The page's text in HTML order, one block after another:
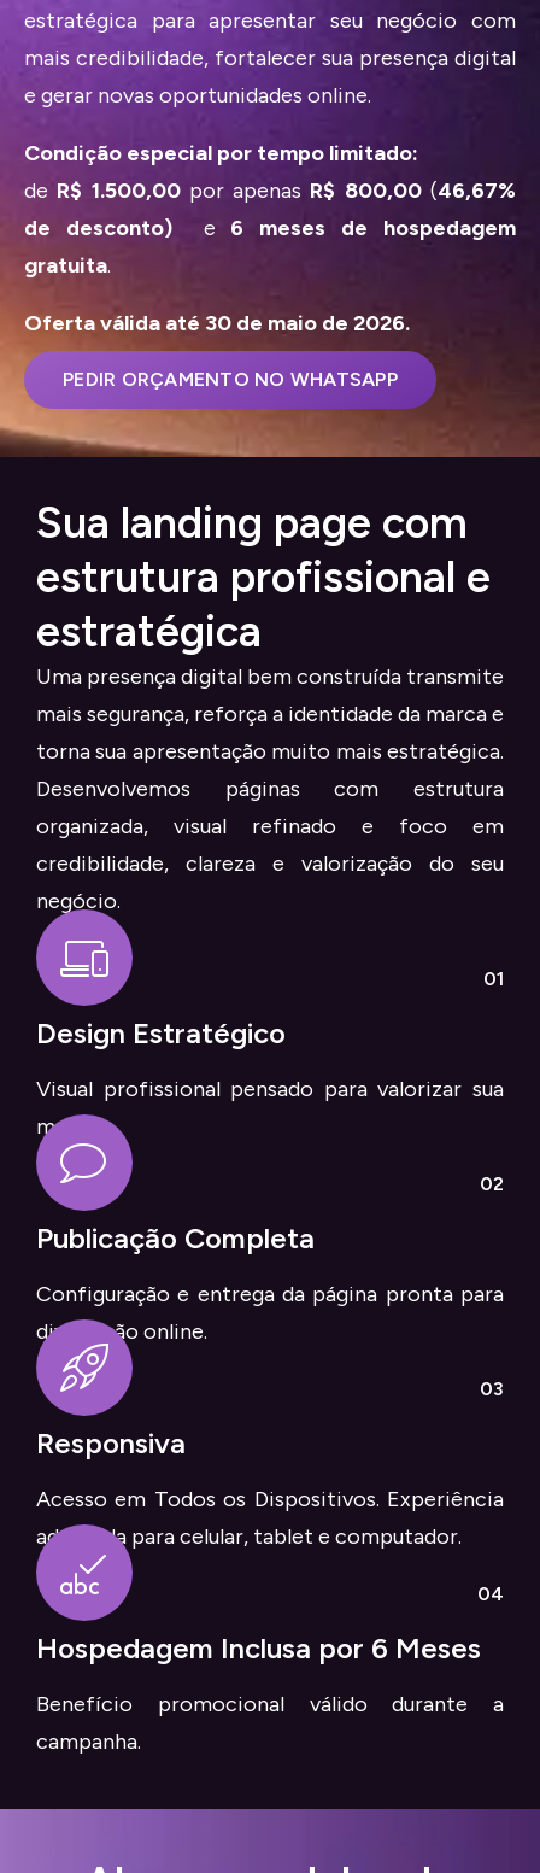
estratégica para apresentar seu negócio com
mais credibilidade, fortalecer sua presença digital
e gerar novas oportunidades online.
Condição especial por tempo limitado:
de R$ 1.500,00por apenas R$ 800,00(46,67%
de desconto)
e 6 meses de hospedagem
gratuita.
Oferta válida até 30 de maio de 2026.
PEDIR ORÇAMENTO NO WHATSAPP
Sua landing page com
estrutura profissional e
estratégica
Uma presença digital bem construída transmite
mais segurança, reforça a identidade da marca e
torna sua apresentação muito mais estratégica.
Desenvolvemos páginas com estrutura
organizada, visual refinado e foco em
credibilidade, clareza e valorização do seu
negócio.
01
Design Estratégico
Visual profissional pensado para valorizar sua
marca.
02
Publicação Completa
Configuração e entrega da página pronta para
divulgação online.
03
Responsiva
Acesso em Todos os Dispositivos. Experiência
adaptada para celular, tablet e computador.
04
Hospedagem Inclusa por 6 Meses
Benefício promocional válido durante a
campanha.